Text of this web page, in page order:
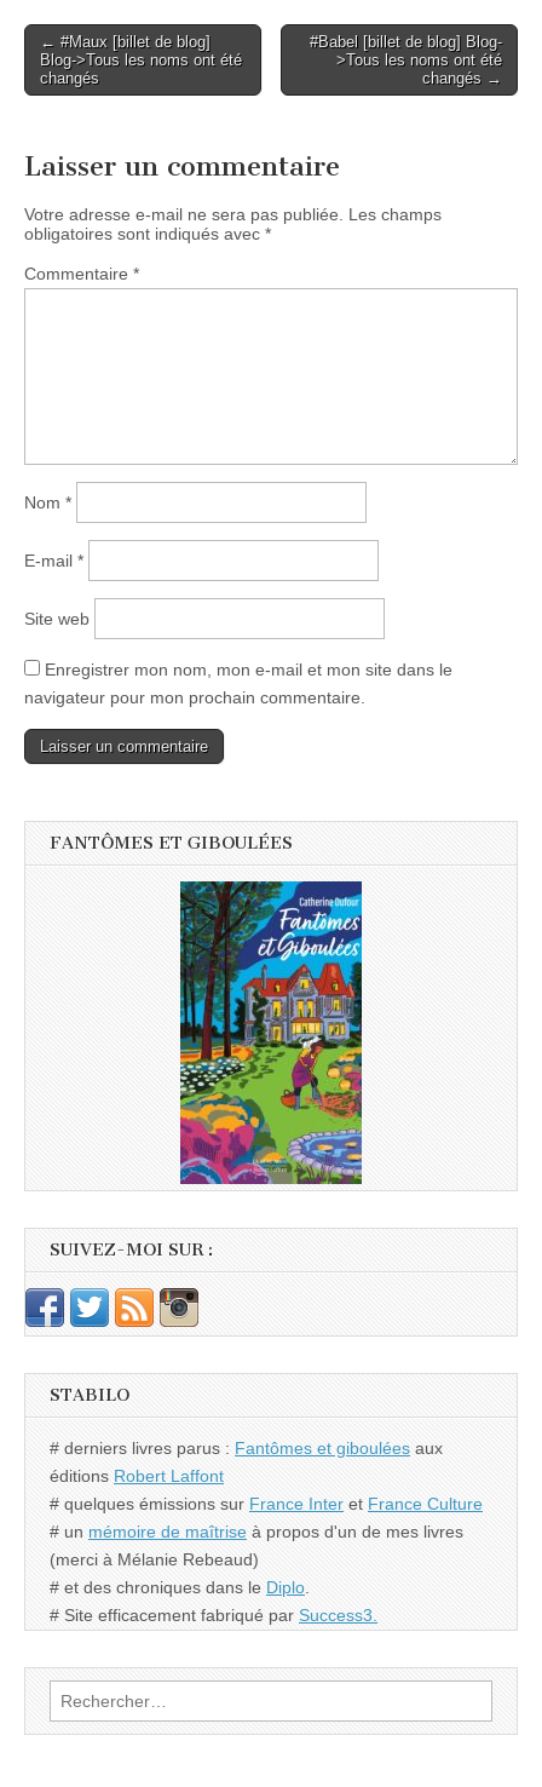
Post
navigation
← #Maux [billet de blog]
Blog->Tous les noms ont été
changés
#Babel [billet de blog] Blog-
>Tous les noms ont été
changés →
Laisser un commentaire
Votre adresse e-mail ne sera pas publiée.
Les champs
obligatoires sont indiqués avec *
Commentaire *
Nom *
E-mail *
Site web
Enregistrer mon nom, mon e-mail et mon site dans le
navigateur pour mon prochain commentaire.
FANTÔMES ET GIBOULÉES
SUIVEZ-MOI SUR :
STABILO
# derniers livres parus : Fantômes et giboulées aux
éditions Robert Laffont
# quelques émissions sur France Inter et France Culture
# un mémoire de maîtrise à propos d'un de mes livres
(merci à Mélanie Rebeaud)
# et des chroniques dans le Diplo
# Site efficacement fabriqué par Success3.
Rechercher :